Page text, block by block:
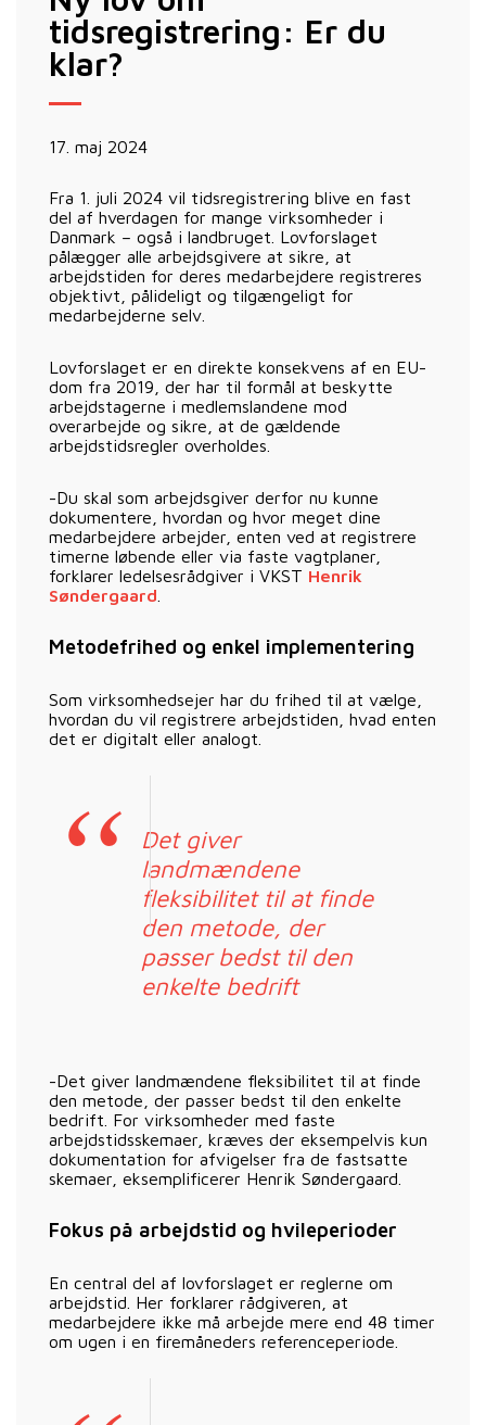
tidsregistrering: Er du
klar?
17. maj 2024
Fra 1. juli 2024 vil tidsregistrering blive en fast
del af hverdagen for mange virksomheder i
Danmark – også i landbruget. Lovforslaget
pålægger alle arbejdsgivere at sikre, at
arbejdstiden for deres medarbejdere registreres
objektivt, pålideligt og tilgængeligt for
medarbejderne selv.
Lovforslaget er en direkte konsekvens af en EU-
dom fra 2019, der har til formål at beskytte
arbejdstagerne i medlemslandene mod
overarbejde og sikre, at de gældende
arbejdstidsregler overholdes.
-Du skal som arbejdsgiver derfor nu kunne
dokumentere, hvordan og hvor meget dine
medarbejdere arbejder, enten ved at registrere
timerne løbende eller via faste vagtplaner,
forklarer ledelsesrådgiver i VKST Henrik
Søndergaard
Metodefrihed og enkel implementering
Som virksomhedsejer har du frihed til at vælge,
hvordan du vil registrere arbejdstiden, hvad enten
det er digitalt eller analogt.
Det giver
landmændene
fleksibilitet til at finde
den metode, der
passer bedst til den
enkelte bedrift
-Det giver landmændene fleksibilitet til at finde
den metode, der passer bedst til den enkelte
bedrift. For virksomheder med faste
arbejdstidsskemaer, kræves der eksempelvis kun
dokumentation for afvigelser fra de fastsatte
skemaer, eksemplificerer Henrik Søndergaard.
Fokus på arbejdstid og hvileperioder
En central del af lovforslaget er reglerne om
arbejdstid. Her forklarer rådgiveren, at
medarbejdere ikke må arbejde mere end 48 timer
om ugen i en firemåneders referenceperiode.